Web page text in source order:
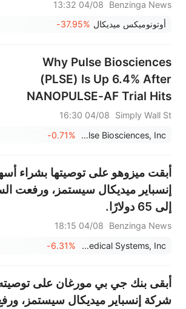
Benzinga News
04/08 13:32
أوتونوميكس ميديكال -37.95%
Why Pulse Biosciences
(PLSE) Is Up 6.4% After
NANOPULSE-AF Trial Hits
Enrollment Midpoint And
What It Means
Simply Wall St
04/08 16:30
Pulse Biosciences, Inc.
-0.71%
أبقت ميزوهو على توصيتها بشراء
إنسباير ميديكال سيستمز، ورفعت
إلى 65 دولارًا.
Benzinga News
04/08 18:15
Inspire Medical Systems, Inc.
-6.31%
أبقى بنك جي بي مورغان على توصيته
شركة إنسباير ميديكال سيستمز،